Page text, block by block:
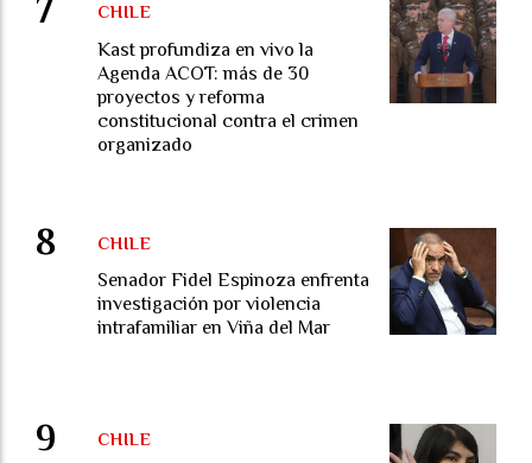
Kast profundiza en vivo la
Agenda ACOT: más de 30
proyectos y reforma
constitucional contra el crimen
organizado
CHILE
Senador Fidel Espinoza enfrenta
investigación por violencia
intrafamiliar en Viña del Mar
CHILE
CHILE